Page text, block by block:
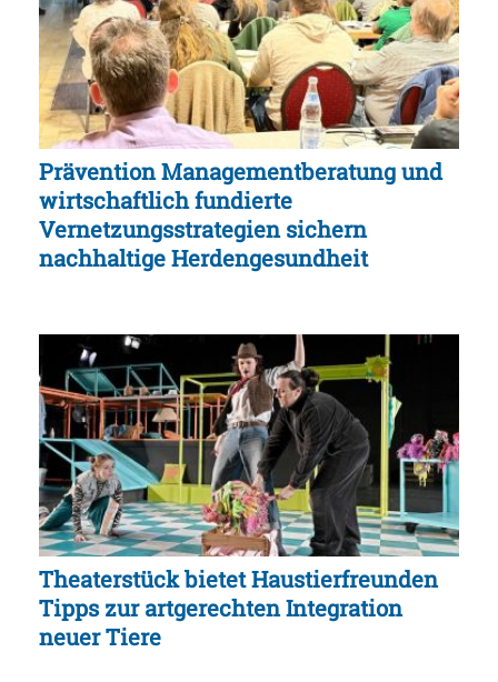
Prävention Managementberatung und
wirtschaftlich fundierte
Vernetzungsstrategien sichern
nachhaltige Herdengesundheit
Theaterstück bietet Haustierfreunden
Tipps zur artgerechten Integration
neuer Tiere